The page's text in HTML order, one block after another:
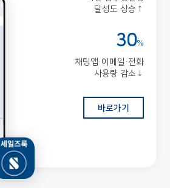
달성도 상승↑
30%
채팅앱·이메일·전화
사용량 감소↓
바로가기